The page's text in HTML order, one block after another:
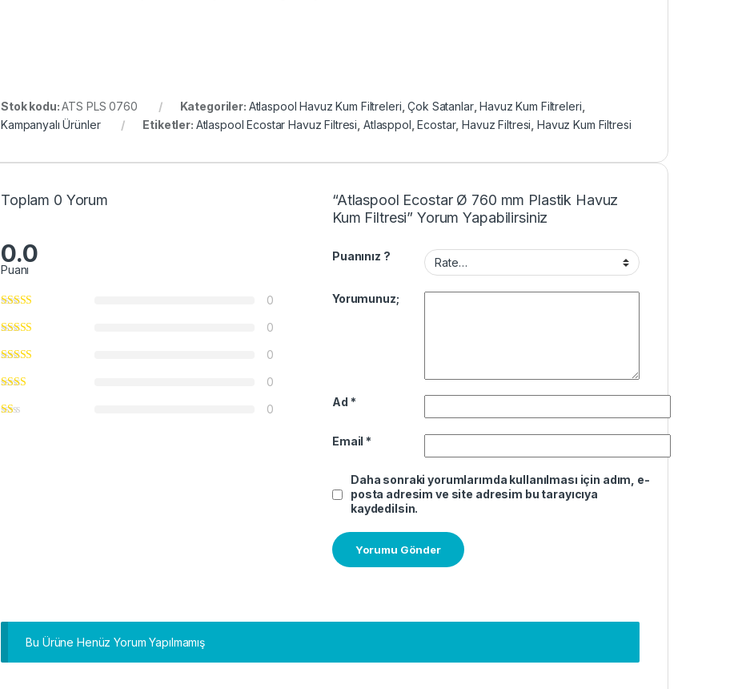
Stok kodu:ATS PLS 0760 Kategoriler: Atlaspool Havuz Kum Filtreleri ,Çok Satanlar,Havuz Kum Filtreleri
Kampanyalı Ürünler
Etiketler: Atlaspool Ecostar Havuz Filtresi Atlasppol ,Ecostar,Havuz Filtresi Havuz Kum Filtresi
Toplam 0 Yorum
0.0
Puanı
0
0
0
0
0
“Atlaspool Ecostar Ø 760 mm Plastik Havuz
Kum Filtresi” Yorum Yapabilirsiniz
Puanınız ?
Yorumunuz;
Ad *
Email *
Daha sonraki yorumlarımda kullanılması için adım, e-
posta adresim ve site adresim bu tarayıcıya
kaydedilsin.
Bu Ürüne Henüz Yorum Yapılmamış